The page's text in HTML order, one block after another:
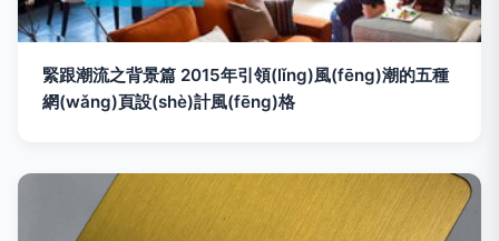
緊跟潮流之背景篇 2015年引領(lǐng)風(fēng)潮的五種
網(wǎng)頁設(shè)計風(fēng)格